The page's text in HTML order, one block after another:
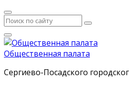
Общественная палата
Сергиево-Посадского